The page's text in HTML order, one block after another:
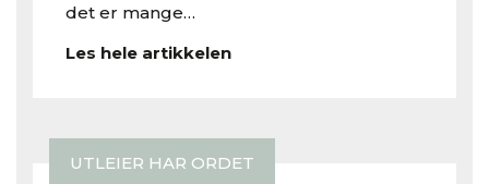
det er mange…
Les hele artikkelen
UTLEIER HAR ORDET